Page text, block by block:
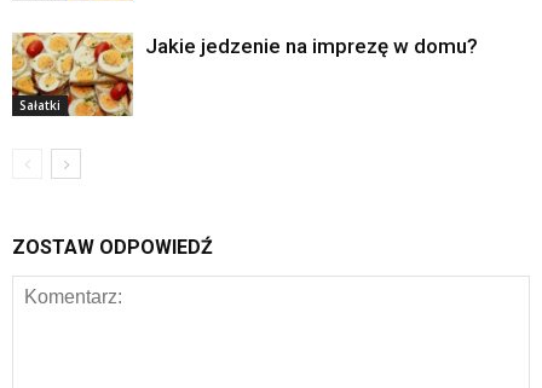
Sałatki
Jakie jedzenie na imprezę w domu?
ZOSTAW ODPOWIEDŹ